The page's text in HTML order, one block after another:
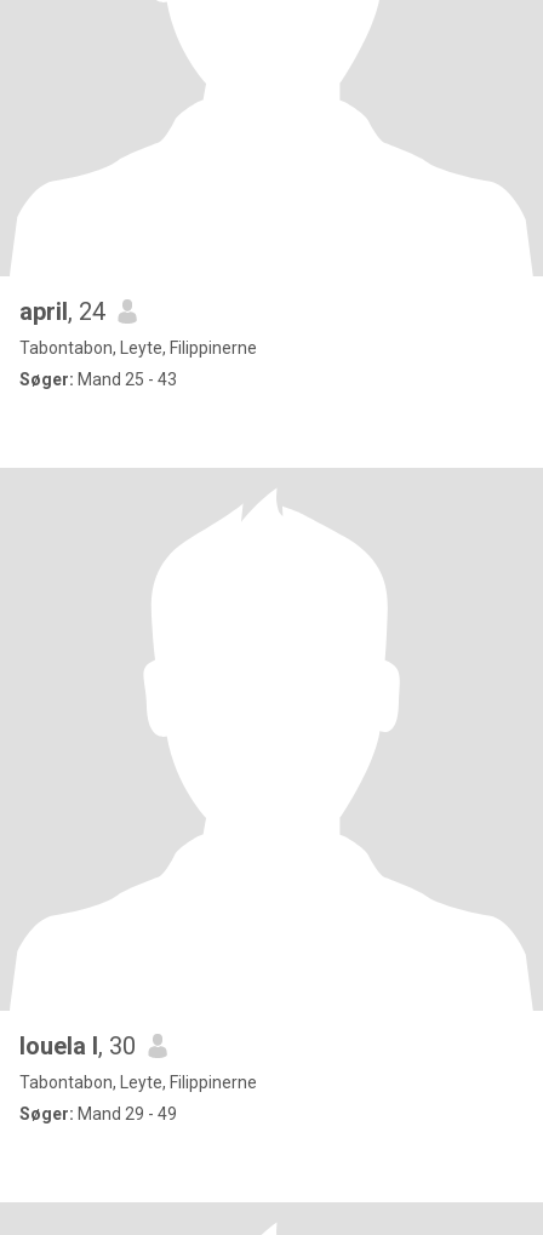
april, 24
Tabontabon, Leyte, Filippinerne
Søger: Mand 25 - 43
louela l, 30
Tabontabon, Leyte, Filippinerne
Søger: Mand 29 - 49